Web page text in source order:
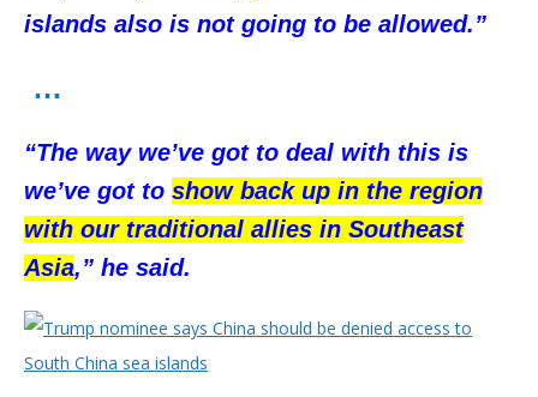
islands also is not going to be allowed.”
…
“The way we’ve got to deal with this is
we’ve got to show back up in the region
with our traditional allies in Southeast
Asia,” he said.